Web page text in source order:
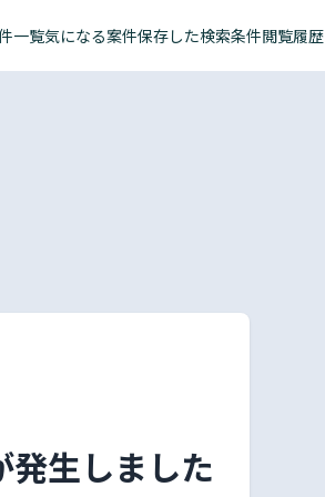
一覧気になる案件保存した検索条件閲覧履歴
生しました